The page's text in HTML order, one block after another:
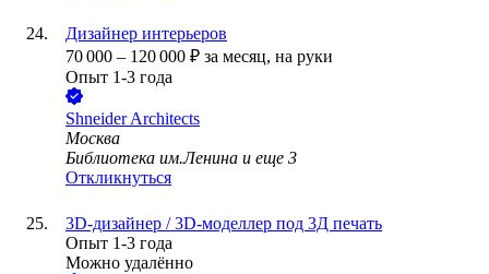
Дизайнер интерьеров
70 000 – 120 000 ₽ за месяц, на руки
Опыт 1-3 года
Shneider Architects
Москва
Библиотека им.Ленина и еще 3
Откликнуться
3D-дизайнер / 3D-моделлер под 3Д печать
Опыт 1-3 года
Можно удалённо